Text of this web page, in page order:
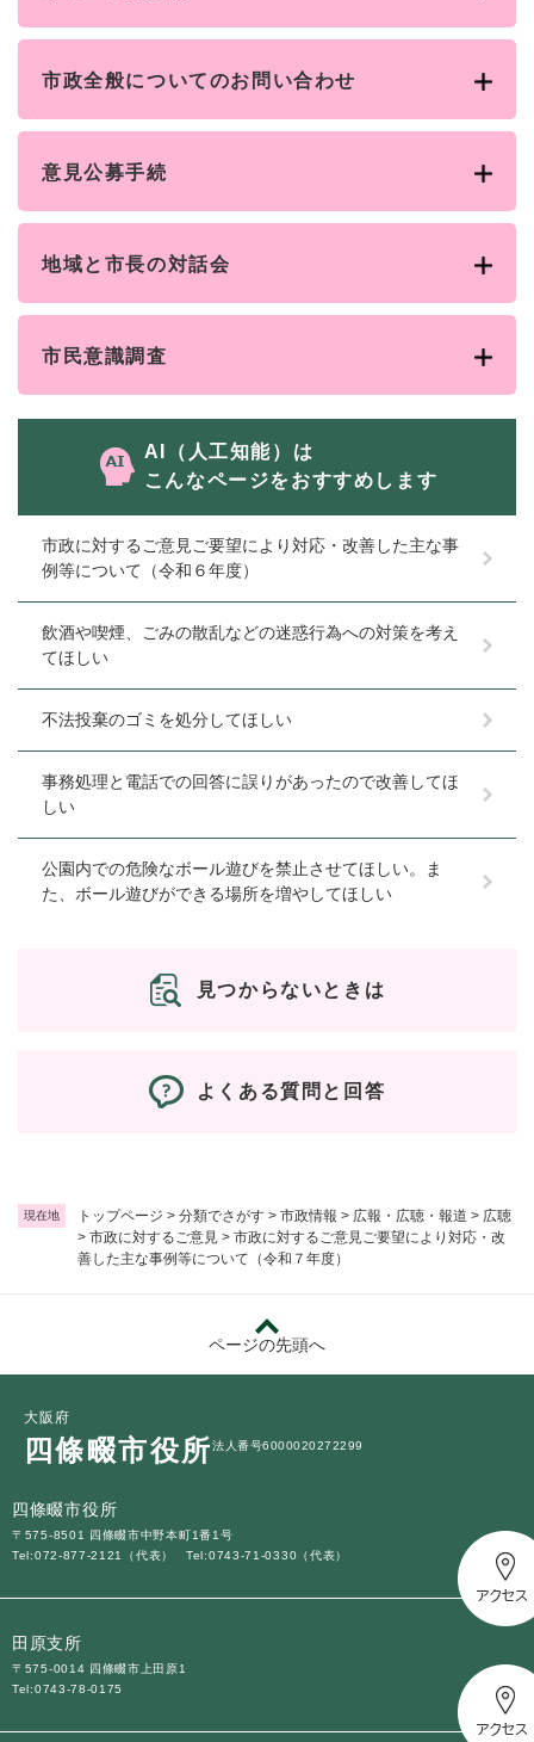
現在地 トップページ > 分類でさがす > 市政情報 > 広報・広聴・報道 > 広聴
> 市政に対するご意見 > 市政に対するご意見ご要望により対応・改
善した主な事例等について（令和７年度）
市政全般についてのお問い合わせ
意見公募手続
地域と市長の対話会
市民意識調査
AI（人工知能）は
こんなページをおすすめします
市政に対するご意見ご要望により対応・改善した主な事
例等について（令和６年度）
飲酒や喫煙、ごみの散乱などの迷惑行為への対策を考え
てほしい
不法投棄のゴミを処分してほしい
事務処理と電話での回答に誤りがあったので改善してほ
しい
公園内での危険なボール遊びを禁止させてほしい。ま
た、ボール遊びができる場所を増やしてほしい
見つからないときは
よくある質問と回答
ページの先頭へ
大阪府
四條畷市役所法人番号6000020272299
四條畷市役所
〒575-8501 四條畷市中野本町1番1号
Tel:072-877-2121（代表）
Tel:0743-71-0330（代表）
田原支所
〒575-0014 四條畷市上田原1
Tel:0743-78-0175